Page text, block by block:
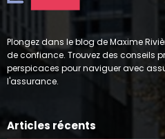
Plongez dans le blog de Maxime
de confiance. Trouvez des conseils
perspicaces pour naviguer avec
l'assurance.
Articles récents